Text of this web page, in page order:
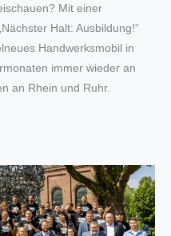
Mit einer
Halt: Ausbildung!“
Handwerksmobil in
immer wieder an
an Rhein und Ruhr.